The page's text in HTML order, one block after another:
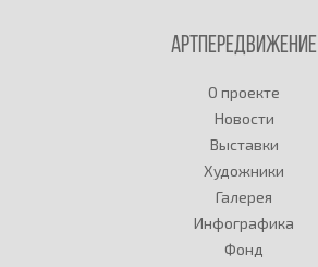
Артпередвижение
О проекте
Новости
Выставки
Художники
Галерея
Инфографика
Фонд